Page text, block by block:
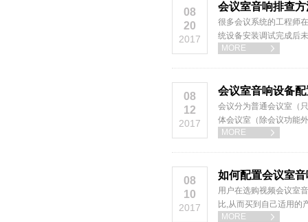
08
20
2017
会议室音响排查
很多会议系统的工程师
统设备安装调试完成后
无果。
MORE 
08
12
2017
会议室音响设备
会议分为普通会议室（
体会议室（除会议功能
MORE

08
10
2017
如何配置会议室
用户在选购视频会议室
比,从而买到自己适用的
MORE
